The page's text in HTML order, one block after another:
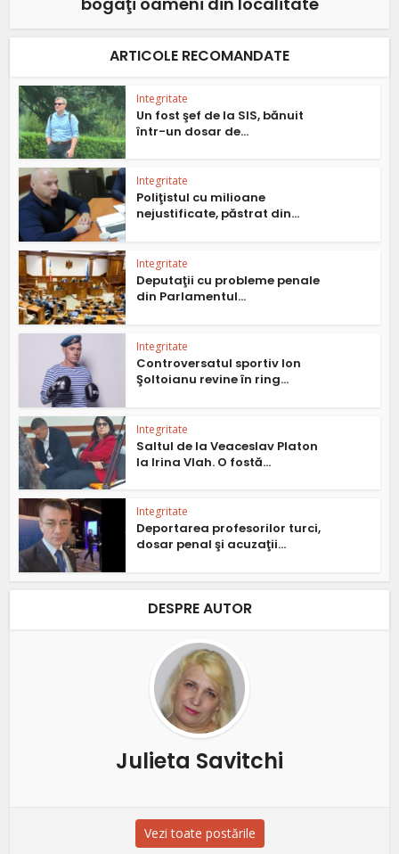
ARTICOLE RECOMANDATE
Integritate
Un fost şef de la SIS, bănuit
într-un dosar de...
Integritate
Poliţistul cu milioane
nejustificate, păstrat din...
Integritate
Deputaţii cu probleme penale
din Parlamentul...
Integritate
Controversatul sportiv Ion
Şoltoianu revine în ring...
Integritate
Saltul de la Veaceslav Platon
la Irina Vlah. O fostă...
Integritate
Deportarea profesorilor turci,
dosar penal şi acuzaţii...
DESPRE AUTOR
Julieta Savitchi
Vezi toate postările